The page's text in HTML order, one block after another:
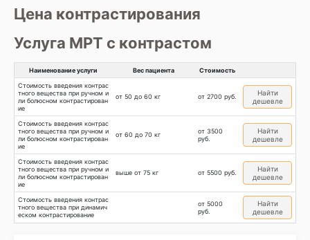
Цена контрастирования
Услуга МРТ с контрастом
Наименование услуги Вес пациента
Стоимость
Стоимость введения контрас
тного вещества при ручном и
ли болюсном контрастирован
ие
от 50 до 60 кг от 2700 руб.
Найти
дешевле
Стоимость введения контрас
тного вещества при ручном и
ли болюсном контрастирован
ие
от 60 до 70 кг
от 3500
руб.
Найти
дешевле
Стоимость введения контрас
тного вещества при ручном и
ли болюсном контрастирован
ие
выше от 75 кг от 5500 руб.
Найти
дешевле
Стоимость введения контрас
тного вещества при динамич
еском контрастирование
от 5000
руб.
Найти
дешевле